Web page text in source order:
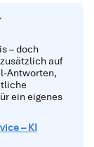
– doch
auf
Antworten,
ein eigenes
– KI